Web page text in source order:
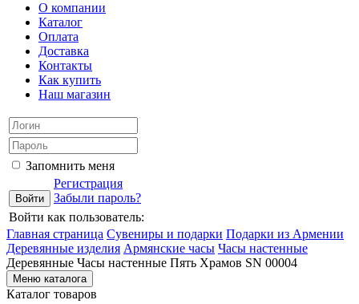
О компании
Каталог
Оплата
Доставка
Контакты
Как купить
Наш магазин
Запомнить меня
Регистрация
Забыли пароль?
Войти как пользователь:
Главная страница Сувениры и подарки Подарки из Армении
Деревянные изделия Армянские часы Часы настенные
Деревянные Часы настенные Пять Храмов SN 00004
Меню каталога
Каталог товаров